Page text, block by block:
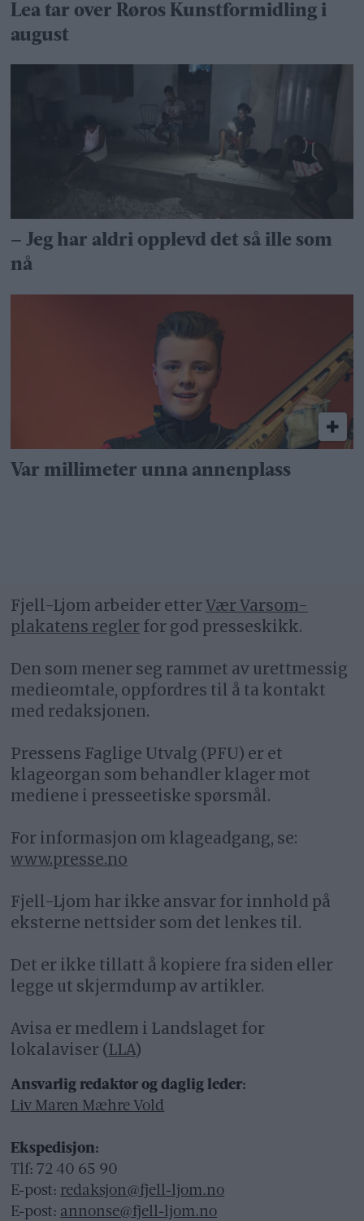
Lea tar over Røros Kunstformidling i
august
– Jeg har aldri opplevd det så ille som
nå
Var millimeter unna annenplass
Fjell-Ljom arbeider etterVær Varsom-
plakatens regler for god presseskikk.
Den som mener seg rammet av urettmessig
medieomtale, oppfordres til å ta kontakt
med redaksjonen.
Pressens Faglige Utvalg (PFU) er et
klageorgan som behandler klager mot
mediene i presseetiske spørsmål.
For informasjon om klageadgang, se:
www.presse.no
Fjell-Ljom har ikke ansvar for innhold på
eksterne nettsider som det lenkes til.
Det er ikke tillatt å kopiere fra siden eller
legge ut skjermdump av artikler.
Avisa er medlem i Landslaget for
lokalaviser (LLA)
Ansvarlig redaktør og daglig leder:
Liv Maren Mæhre Vold
Ekspedisjon:
Tlf: 72 40 65 90
E-post: redaksjon@fjell-ljom.no
E-post: annonse@fjell-ljom.no